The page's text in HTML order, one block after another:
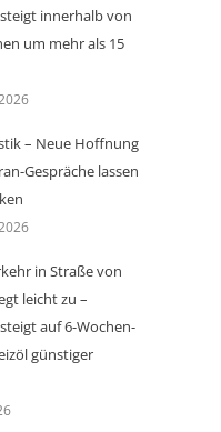
steigt innerhalb von
um mehr als 15
– Neue Hoffnung
Gespräche lassen
in Straße von
leicht zu –
steigt auf 6-Wochen-
günstiger